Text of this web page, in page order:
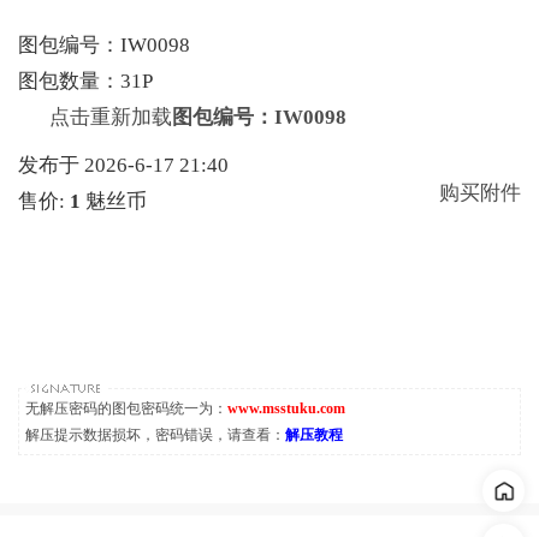
图包编号：IW0098
图包数量：31P
点击重新加载 图包编号：IW0098
发布于 2026-6-17 21:40
售价: 1 魅丝币 购买附件
无解压密码的图包密码统一为： www.msstuku.com
解压提示数据损坏，密码错误，请查看： 解压教程